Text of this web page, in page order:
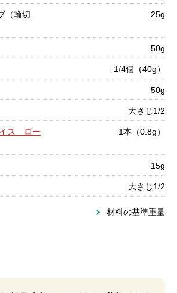
輪切
25g
50g
1/4個（40g）
50g
大さじ1/2
イス ロー
1本（0.8g）
15g
大さじ1/2
材料の基準重量